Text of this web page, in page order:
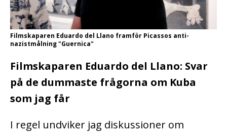
Filmskaparen Eduardo del Llano framför Picassos anti-
nazistmålning "Guernica"
Filmskaparen Eduardo del Llano: Svar
på de dummaste frågorna om Kuba
som jag får
I regel undviker jag diskussioner om